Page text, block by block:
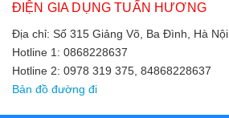
ĐIỆN GIA DỤNG TUẤN HƯƠNG
Địa chỉ: Số 315 Giảng Võ, Ba Đình, Hà Nội
Hotline 1: 0868228637
Hotline 2: 0978 319 375, 84868228637
Bản đồ đường đi